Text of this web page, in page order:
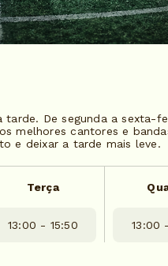
De segunda a sexta-
melhores cantores e
e deixar a tarde mais leve.
Terça
13:00 - 15:50 13:00